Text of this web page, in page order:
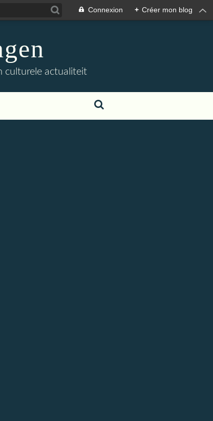
Connexion + Créer mon blog
culturele actualiteit